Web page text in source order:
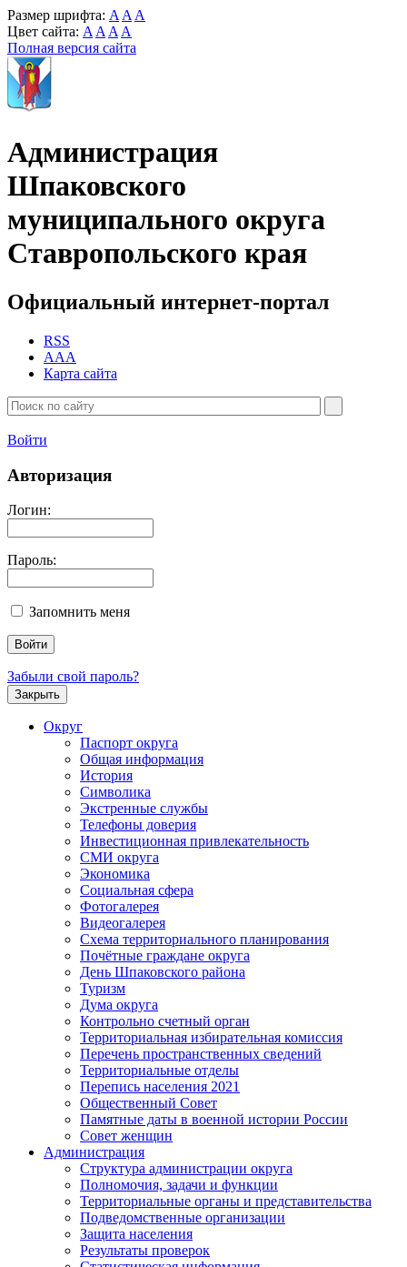
Размер шрифта: A A A
Цвет сайта: A A A A
Полная версия сайта
Администрация
Шпаковского
муниципального округа
Ставропольского края
Официальный интернет-портал
RSS
AAA
Карта сайта
Войти
Авторизация
Логин:
Пароль:
Запомнить меня
Забыли свой пароль?
Закрыть
Округ
Паспорт округа
Общая информация
История
Символика
Экстренные службы
Телефоны доверия
Инвестиционная привлекательность
СМИ округа
Экономика
Социальная сфера
Фотогалерея
Видеогалерея
Схема территориального планирования
Почётные граждане округа
День Шпаковского района
Туризм
Дума округа
Контрольно счетный орган
Территориальная избирательная комиссия
Перечень пространственных сведений
Территориальные отделы
Перепись населения 2021
Общественный Совет
Памятные даты в военной истории России
Совет женщин
Администрация
Структура администрации округа
Полномочия, задачи и функции
Территориальные органы и представительства
Подведомственные организации
Защита населения
Результаты проверок